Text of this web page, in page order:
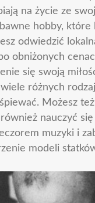
na życie ze
hobby,
odwiedzić
obniżonych
się swoją
różnych
Możesz
nauczyć
muzyki i
modeli